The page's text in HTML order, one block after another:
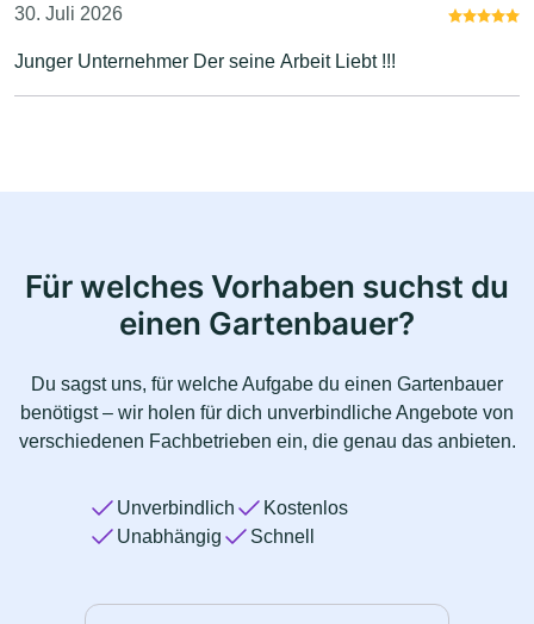
30. Juli 2026
Junger Unternehmer Der seine Arbeit Liebt !!!
Für welches Vorhaben suchst du
einen Gartenbauer?
Du sagst uns, für welche Aufgabe du einen Gartenbauer
benötigst – wir holen für dich unverbindliche Angebote von
verschiedenen Fachbetrieben ein, die genau das anbieten.
Unverbindlich
Kostenlos
Unabhängig
Schnell